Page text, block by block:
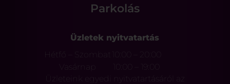
Parkolás
Üzletek nyitvatartás
Hétfő – Szombat
10:00 – 20:00
Vasárnap
Üzleteink egyedi nyitvatartásáról az